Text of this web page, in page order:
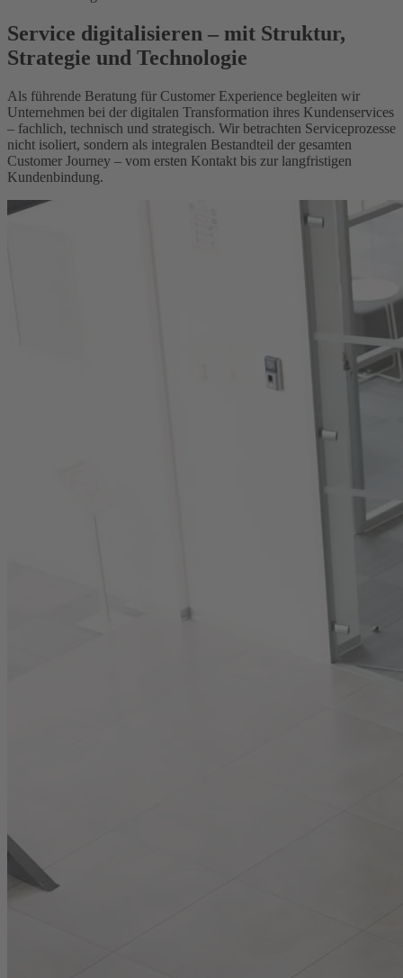
Service digitalisieren – mit Struktur,
Strategie und Technologie
Als führende Beratung für Customer Experience begleiten wir
Unternehmen bei der digitalen Transformation ihres Kunden­services
– fachlich, technisch und strategisch. Wir betrachten Serviceprozesse
nicht isoliert, sondern als integralen Bestandteil der gesamten
Customer Journey – vom ersten Kontakt bis zur langfristigen
Kundenbindung.